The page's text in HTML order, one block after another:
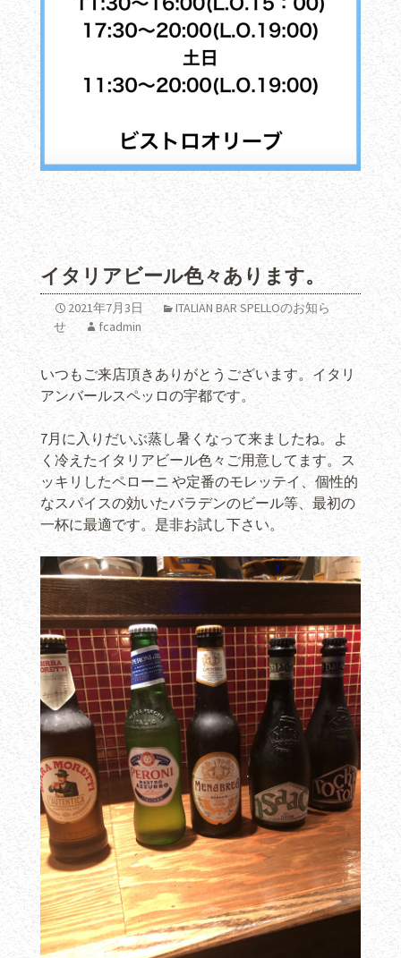
イタリアビール色々あります。
2021年7月3日
ITALIAN BAR SPELLOのお知ら
せ
fcadmin
いつもご来店頂きありがとうございます。イタリ
アンバールスペッロの宇都です。
7月に入りだいぶ蒸し暑くなって来ましたね。よ
く冷えたイタリアビール色々ご用意してます。ス
ッキリしたペローニ や定番のモレッテイ、個性的
なスパイスの効いたバラデンのビール等、最初の
一杯に最適です。是非お試し下さい。